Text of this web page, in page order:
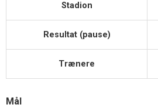
Stadion
Resultat (pause)
Trænere
Mål